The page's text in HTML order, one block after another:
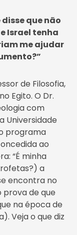
que não
Israel tenha
me ajudar
de Filosofia,
Egito. O Dr.
com
Universidade
programa
ao
“É minha
a
encontra no
prova de que
na época de
Veja o que diz